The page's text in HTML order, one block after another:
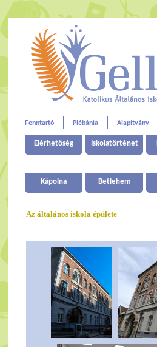
Fenntartó Plébánia Alapítvány
Elérhetőség Iskolatörténet
Kápolna Betlehem
Az általános iskola épülete